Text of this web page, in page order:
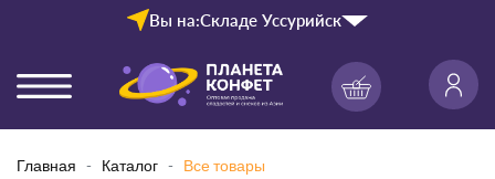
Вы на:Складе Уссурийск
Главная Каталог Все товары